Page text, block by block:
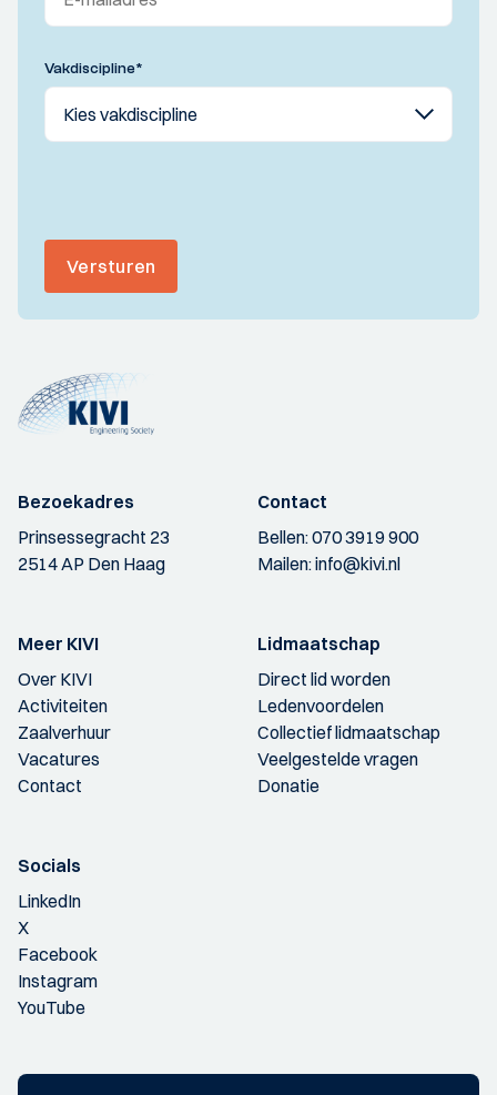
Vakdiscipline*
Versturen
Bezoekadres
Prinsessegracht 23
2514 AP Den Haag
Contact
Bellen:070 3919 900
Mailen:info@kivi.nl
Meer KIVI
Over KIVI
Activiteiten
Zaalverhuur
Vacatures
Contact
Lidmaatschap
Direct lid worden
Ledenvoordelen
Collectief lidmaatschap
Veelgestelde vragen
Donatie
Socials
LinkedIn
X
Facebook
Instagram
YouTube